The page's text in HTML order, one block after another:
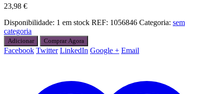
23,98 €
Disponibilidade: 1 em stock REF: 1056846 Categoria: sem
categoria
Adicionar Comprar Agora
Facebook Twitter LinkedIn Google + Email